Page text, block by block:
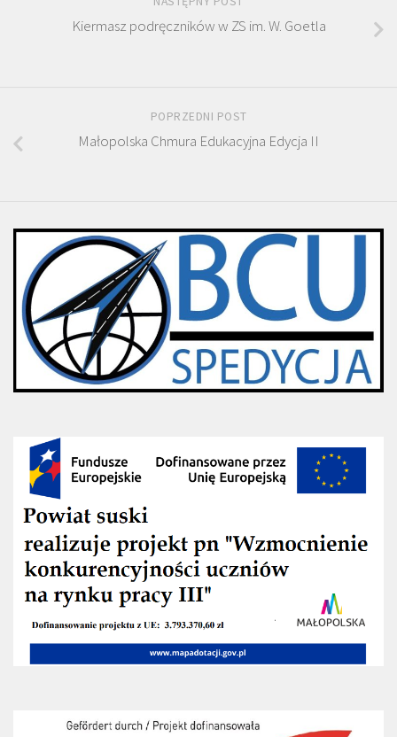
Kiermasz podręczników w ZS im. W. Goetla
POPRZEDNI POST
Małopolska Chmura Edukacyjna Edycja II